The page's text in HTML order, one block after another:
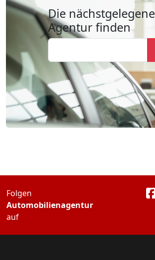
Die nächstgelegene
Agentur finden
Folgen
Automobilienagentur
auf